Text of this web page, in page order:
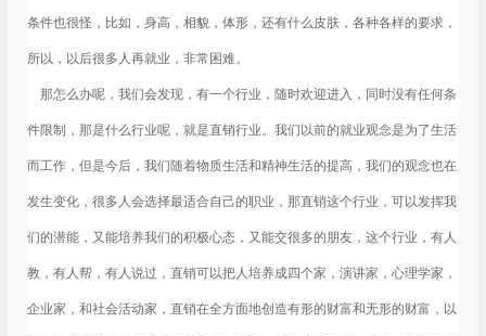
条件也很怪，比如，身高，相貌，体形，还有什么皮肤，各种各样的要求，
所以，以后很多人再就业，非常困难。
那怎么办呢，我们会发现，有一个行业，随时欢迎进入，同时没有任何条
件限制，那是什么行业呢，就是直销行业。我们以前的就业观念是为了生活
而工作，但是今后，我们随着物质生活和精神生活的提高，我们的观念也在
发生变化，很多人会选择最适合自己的职业，那直销这个行业，可以发挥我
们的潜能，又能培养我们的积极心态，又能交很多的朋友，这个行业，有人
教，有人帮，有人说过，直销可以把人培养成四个家，演讲家，心理学家，
企业家，和社会活动家，直销在全方面地创造有形的财富和无形的财富，以